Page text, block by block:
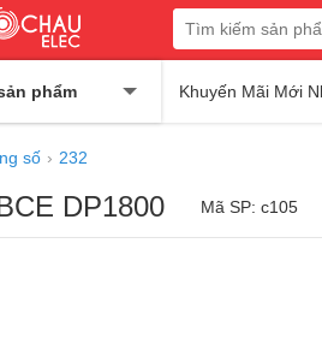
phẩm Khuyến Mãi Mới
số 232
DP1800 Mã SP: c105